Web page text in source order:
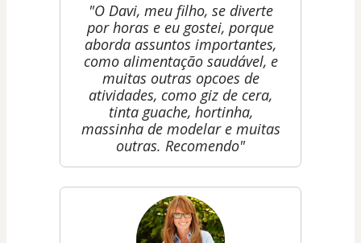
"O Davi, meu filho, se diverte
por horas e eu gostei, porque
aborda assuntos importantes,
como alimentação saudável, e
muitas outras opcoes de
atividades, como giz de cera,
tinta guache, hortinha,
massinha de modelar e muitas
outras. Recomendo"